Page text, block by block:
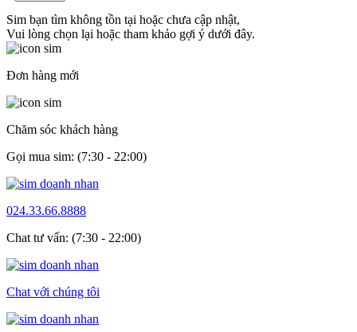
Sim bạn tìm không tồn tại hoặc chưa cập nhật,
Vui lòng chọn lại hoặc tham khảo gợi ý dưới đây.
Đơn hàng mới
Chăm sóc khách hàng
Gọi mua sim: (7:30 - 22:00)
024.33.66.8888
Chat tư vấn: (7:30 - 22:00)
Chat với chúng tôi